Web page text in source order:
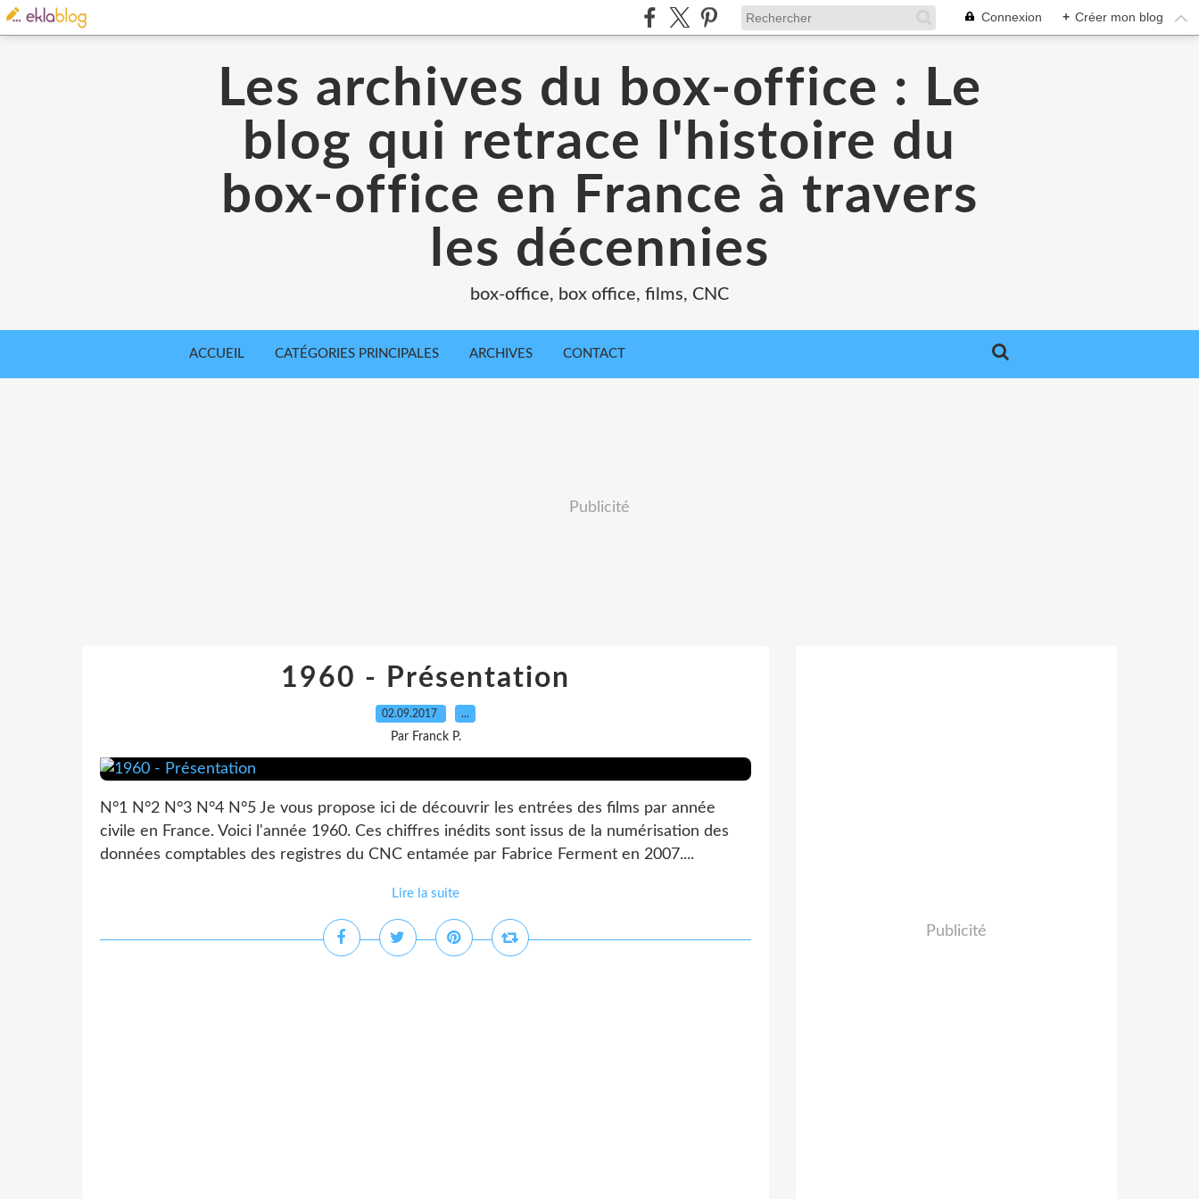
Connexion + Créer mon blog
Les archives du box-office : Le
blog qui retrace l'histoire du
box-office en France à travers
les décennies
box-office, box office, films, CNC
ACCUEIL CATÉGORIES PRINCIPALES ARCHIVES CONTACT
Publicité
1960 - Présentation
02.09.2017 …
Par Franck P.
N°1 N°2 N°3 N°4 N°5 Je vous propose ici de découvrir les entrées des films par année
civile en France. Voici l'année 1960. Ces chiffres inédits sont issus de la numérisation des
données comptables des registres du CNC entamée par Fabrice Ferment en 2007....
Lire la suite
Publicité